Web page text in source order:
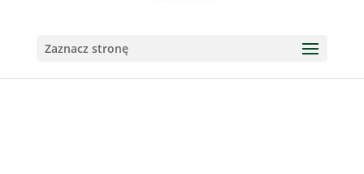
Zaznacz stronę